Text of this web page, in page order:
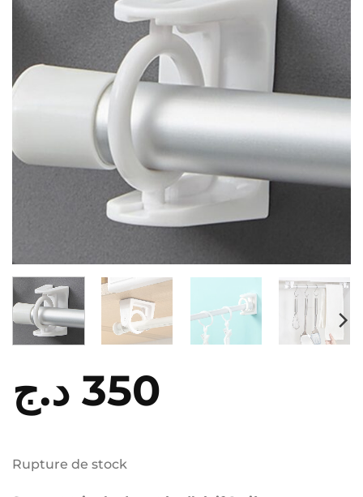
350 د.ج
Rupture de stock